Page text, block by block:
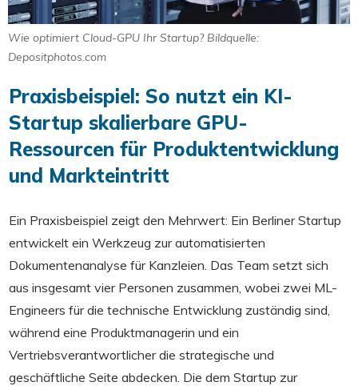
Wie optimiert Cloud-GPU Ihr Startup? Bildquelle:
Depositphotos.com
Praxisbeispiel: So nutzt ein KI-
Startup skalierbare GPU-
Ressourcen für Produktentwicklung
und Markteintritt
Ein Praxisbeispiel zeigt den Mehrwert: Ein Berliner Startup
entwickelt ein Werkzeug zur automatisierten
Dokumentenanalyse für Kanzleien. Das Team setzt sich
aus insgesamt vier Personen zusammen, wobei zwei ML-
Engineers für die technische Entwicklung zuständig sind,
während eine Produktmanagerin und ein
Vertriebsverantwortlicher die strategische und
geschäftliche Seite abdecken. Die dem Startup zur